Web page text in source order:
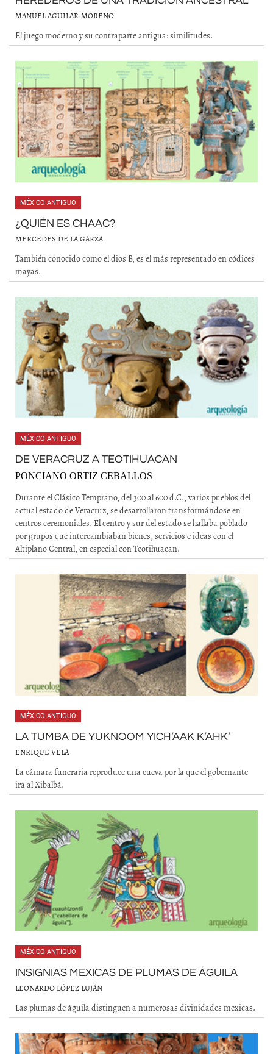
MANUEL AGUILAR-MORENO
El juego moderno y su contraparte antigua: similitudes.
MÉXICO ANTIGUO
¿QUIÉN ES CHAAC?
MERCEDES DE LA GARZA
También conocido como el dios B, es el más representado en códices
mayas.
MÉXICO ANTIGUO
DE VERACRUZ A TEOTIHUACAN
PONCIANO ORTIZ CEBALLOS
Durante el Clásico Temprano, del 300 al 600 d.C., varios pueblos del
actual estado de Veracruz, se desarrollaron transformándose en
centros ceremoniales. El centro y sur del estado se hallaba poblado
por grupos que intercambiaban bienes, servicios e ideas con el
Altiplano Central, en especial con Teotihuacan.
MÉXICO ANTIGUO
LA TUMBA DE YUKNOOM YICH’AAK K’AHK’
ENRIQUE VELA
La cámara funeraria reproduce una cueva por la que el gobernante
irá al Xibalbá.
MÉXICO ANTIGUO
INSIGNIAS MEXICAS DE PLUMAS DE ÁGUILA
LEONARDO LÓPEZ LUJÁN
Las plumas de águila distinguen a numerosas divinidades mexicas.